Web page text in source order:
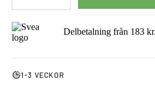
Delbetalning från 183 kr
1-3 VECKOR